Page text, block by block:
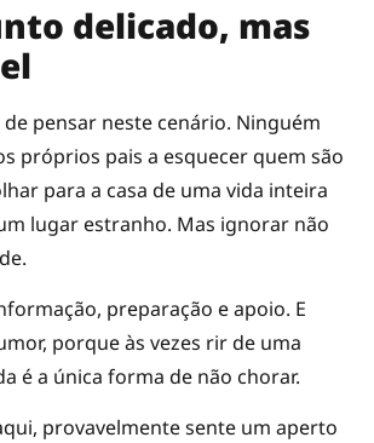
delicado, mas
pensar neste cenário. Ninguém
próprios pais a esquecer quem são
para a casa de uma vida inteira
lugar estranho. Mas ignorar não
preparação e apoio. E
porque às vezes rir de uma
é a única forma de não chorar.
provavelmente sente um aperto